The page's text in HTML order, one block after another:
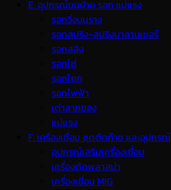
E. อุปกรณ์ขนย้าย รอก แม่แรง
รอกวิ่งบนราง
รอกสปริง-สปริงบาลานเซอร์
รอกสลิง
รอกโซ่
รอกโยก
รอกไฟฟ้า
เต่าลากของ
แม่แรง
F. เครื่องเชื่อม ชุดตัดก๊าซ และอุปกรณ์
อุปกรณ์เสริมเครื่องเชื่อม
เครื่องตัดพลาสม่า
เครื่องเชื่อม MIG